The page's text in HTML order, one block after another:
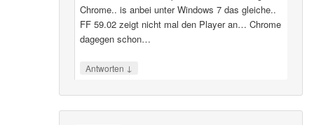
Chrome.. is anbei unter Windows 7 das gleiche..
FF 59.02 zeigt nicht mal den Player an… Chrome
dagegen schon…
Antworten ↓